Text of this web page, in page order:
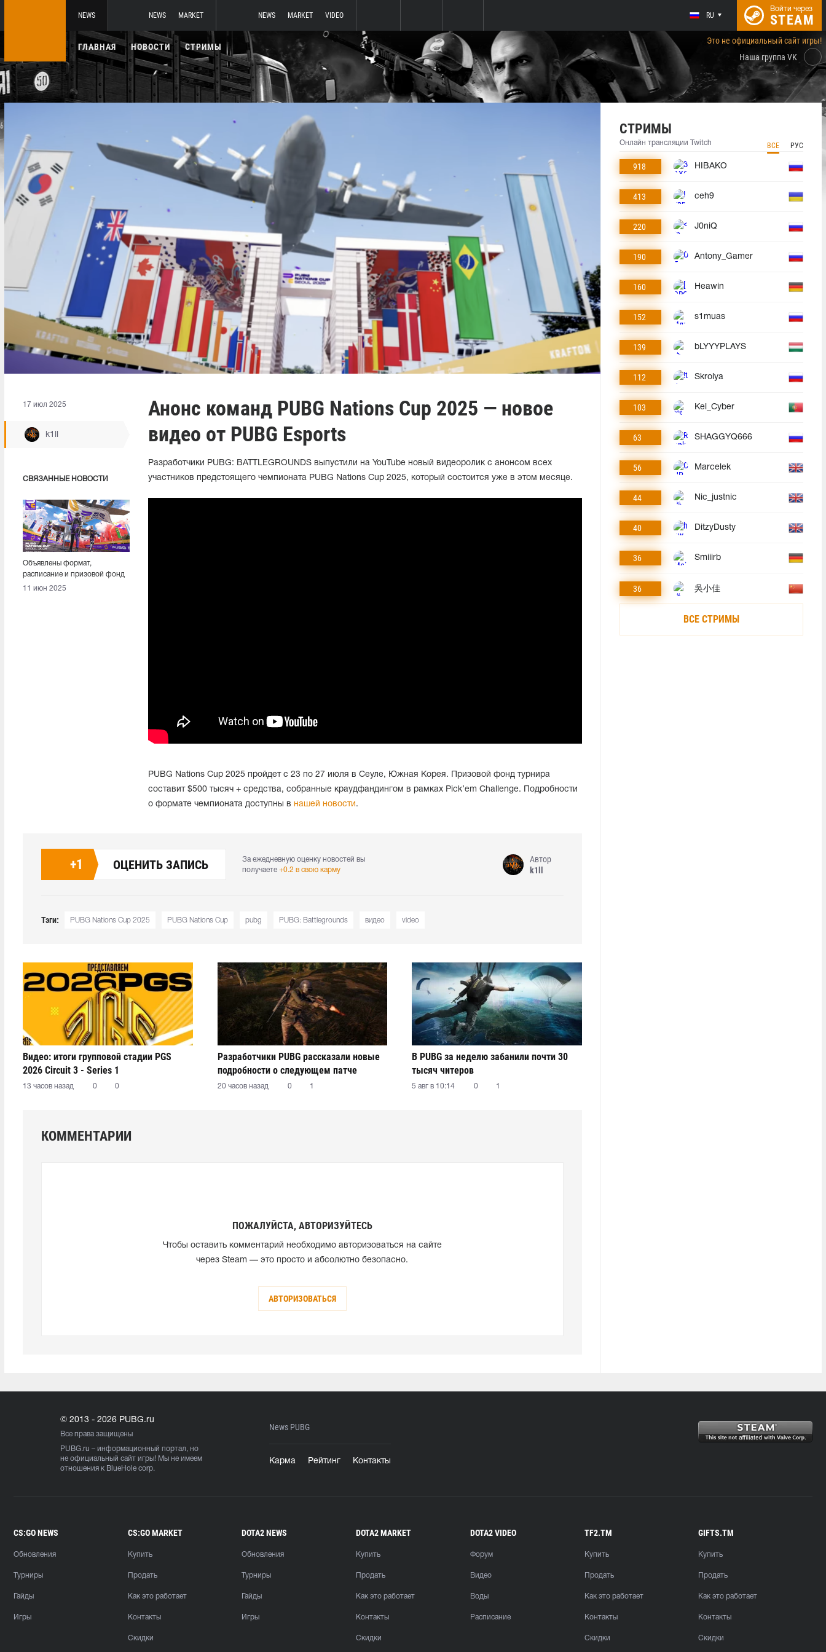
NEWS NEWS MARKET NEWS MARKET VIDEO RU
Войти через
STEAM
ГЛАВНАЯ НОВОСТИ СТРИМЫ
Это не официальный сайт игры!
Наша группа VK
17 июл 2025
k1ll
СВЯЗАННЫЕ НОВОСТИ
Объявлены формат,
расписание и призовой фонд
PUBG Nations Cup 2025
11 июн 2025
Анонс команд PUBG Nations Cup 2025 — новое
видео от PUBG Esports
Разработчики PUBG: BATTLEGROUNDS выпустили на YouTube новый видеоролик с анонсом всех
участников предстоящего чемпионата PUBG Nations Cup 2025, который состоится уже в этом месяце.
PUBG Nations Cup 2025 пройдет с 23 по 27 июля в Сеуле, Южная Корея. Призовой фонд турнира
составит $500 тысяч + средства, собранные краудфандингом в рамках Pick’em Challenge. Подробности
о формате чемпионата доступны в нашей новости.
+1 ОЦЕНИТЬ ЗАПИСЬ
За ежедневную оценку новостей вы
получаете +0.2 в свою карму
Автор
k1ll
Тэги: PUBG Nations Cup 2025 PUBG Nations Cup pubg PUBG: Battlegrounds видео video
Видео: итоги групповой стадии PGS
2026 Circuit 3 - Series 1
13 часов назад 0 0
Разработчики PUBG рассказали новые
подробности о следующем патче
20 часов назад 0 1
В PUBG за неделю забанили почти 30
тысяч читеров
5 авг в 10:14 0 1
КОММЕНТАРИИ
ПОЖАЛУЙСТА, АВТОРИЗУЙТЕСЬ
Чтобы оставить комментарий необходимо авторизоваться на сайте
через Steam — это просто и абсолютно безопасно.
АВТОРИЗОВАТЬСЯ
СТРИМЫ
Онлайн трансляции Twitch ВСЕ РУС
918 HIBAKO
413 ceh9
220 J0niQ
190 Antony_Gamer
160 Heawin
152 s1muas
139 bLYYYPLAYS
112 Skrolya
103 Kel_Cyber
63 SHAGGYQ666
56 Marcelek
44 Nic_justnic
40 DitzyDusty
36 Smiiirb
36 吳小佳
ВСЕ СТРИМЫ
© 2013 - 2026 PUBG.ru
Все права защищены
PUBG.ru – информационный портал, но
не официальный сайт игры! Мы не имеем
отношения к BlueHole corp.
News PUBG
Карма Рейтинг Контакты
CS:GO NEWS
Обновления
Турниры
Гайды
Игры
CS:GO MARKET
Купить
Продать
Как это работает
Контакты
Скидки
DOTA2 NEWS
Обновления
Турниры
Гайды
Игры
DOTA2 MARKET
Купить
Продать
Как это работает
Контакты
Скидки
DOTA2 VIDEO
Форум
Видео
Воды
Расписание
TF2.TM
Купить
Продать
Как это работает
Контакты
Скидки
GIFTS.TM
Купить
Продать
Как это работает
Контакты
Скидки